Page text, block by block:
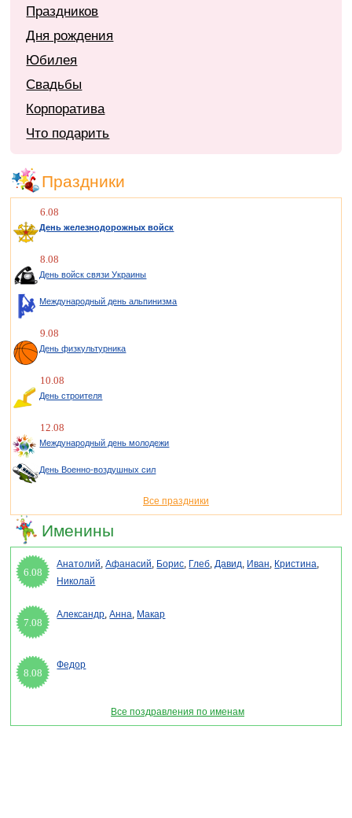
Праздников
Дня рождения
Юбилея
Свадьбы
Корпоратива
Что подарить
Праздники
6.08
День железнодорожных войск
8.08
День войск связи Украины
Международный день альпинизма
9.08
День физкультурника
10.08
День строителя
12.08
Международный день молодежи
День Военно-воздушных сил
Все праздники
Именины
6.08
Анатолий,Афанасий, Борис, Глеб,Давид, Иван, Кристина,
Николай
7.08
Александр,Анна, Макар
8.08
Федор
Все поздравления по именам